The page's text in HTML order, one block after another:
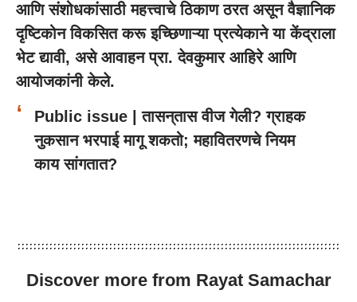
आणि संशोधकांसाठी महत्त्वाचे ठिकाण ठरत असून वैज्ञानिक
दृष्टिकोन विकसित करू इच्छिणाऱ्या प्रत्येकाने या केंद्राला
भेट द्यावी, असे आवाहन प्रा. देवकुमार आहिरे आणि
आयोजकांनी केले.
Public issue | तासन्‌तास वीज गेली? ग्राहक
नुकसान भरपाई मागू शकतो; महावितरणचे नियम
काय सांगतात?
Discover more from Rayat Samachar